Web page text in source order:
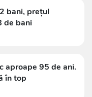
bani, prețul
de bani
aproape 95 de ani.
în top